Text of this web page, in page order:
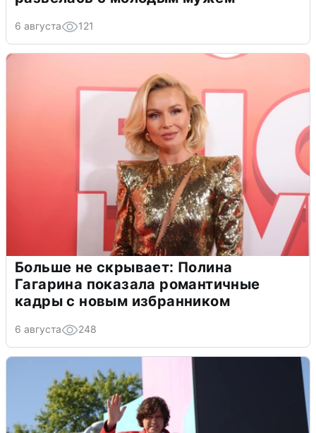
6 августа 121
Больше не скрывает: Полина
Гагарина показала романтичные
кадры с новым избранником
6 августа 248